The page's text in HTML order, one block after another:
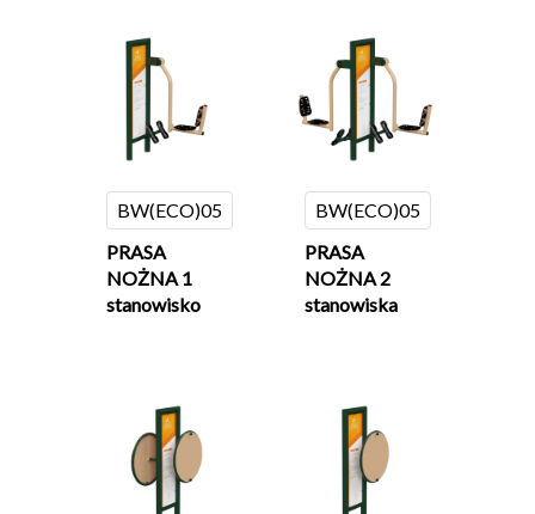
BW(ECO)05
PRASA
NOŻNA 1
stanowisko
BW(ECO)05
PRASA
NOŻNA 2
stanowiska